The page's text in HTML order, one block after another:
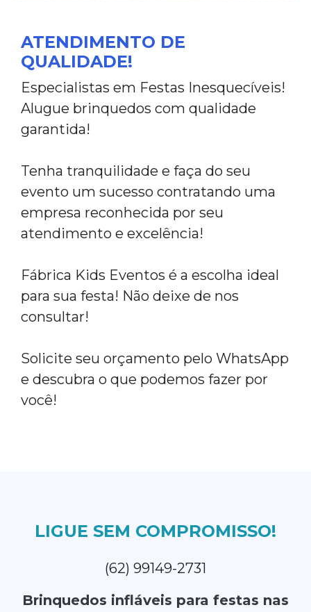
ATENDIMENTO DE
QUALIDADE!
Especialistas em Festas Inesquecíveis!
Alugue brinquedos com qualidade
garantida!
Tenha tranquilidade e faça do seu
evento um sucesso contratando uma
empresa reconhecida por seu
atendimento e excelência!
Fábrica Kids Eventos é a escolha ideal
para sua festa! Não deixe de nos
consultar!
Solicite seu orçamento pelo WhatsApp
e descubra o que podemos fazer por
você!
LIGUE SEM COMPROMISSO!
(62) 99149-2731
Brinquedos infláveis para festas nas